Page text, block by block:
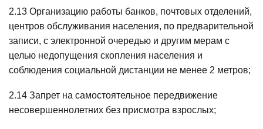
2.13 Организацию работы банков, почтовых отделений,
центров обслуживания населения, по предварительной
записи, с электронной очередью и другим мерам с
целью недопущения скопления населения и
соблюдения социальной дистанции не менее 2 метров;
2.14 Запрет на самостоятельное передвижение
несовершеннолетних без присмотра взрослых;